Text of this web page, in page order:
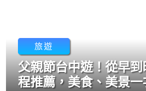
旅遊
父親節台中遊！從早
程推薦，美食、美景